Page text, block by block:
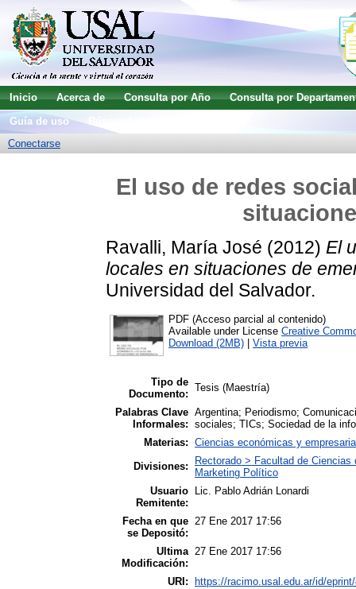
Inicio Acerca de Consulta por Año
Consulta por
Guía de uso
Conectarse
El uso de redes
Ravalli, María José (2012) El
locales en situaciones de
Universidad del Salvador.
PDF (Acceso parcial al contenido)
Available under License Creative
Download (2MB)
Vista previa
Tipo de
Documento:
Tesis (Maestría)
Palabras Clave
Informales:
Argentina; Periodismo;
sociales; TICs; Sociedad de la
Materias: Ciencias económicas y
Divisiones:
Rectorado > Facultad de
Marketing Político
Usuario
Remitente:
Lic. Pablo Adrián Lonardi
Fecha en que
se Depositó:
27 Ene 2017 17:56
Ultima
Modificación:
27 Ene 2017 17:56
URI: https://racimo.usal.edu.ar/id/